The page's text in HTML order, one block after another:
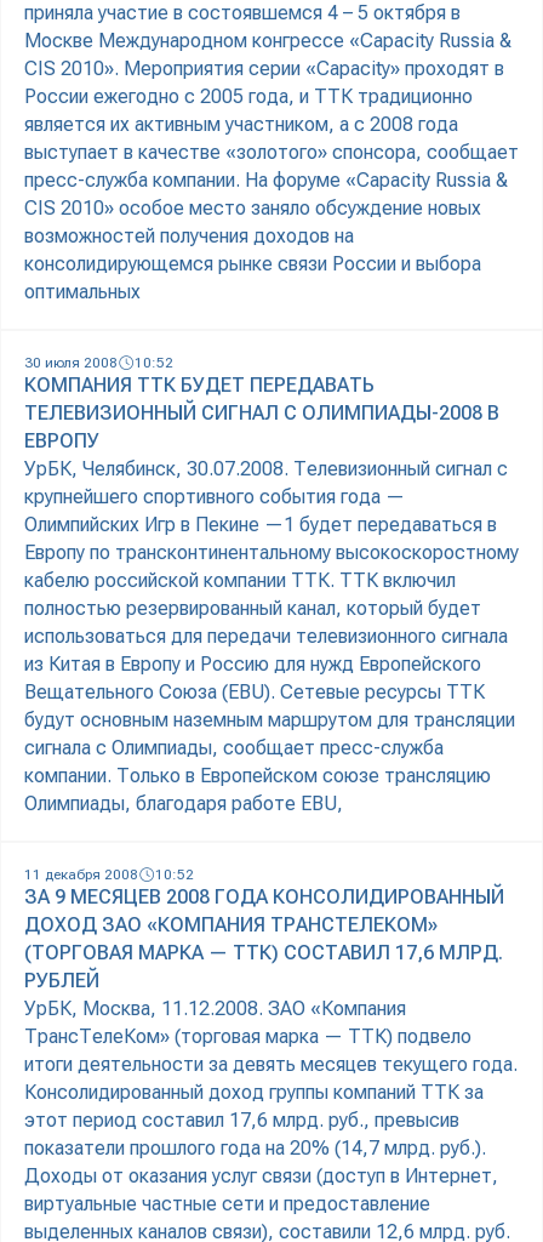
приняла участие в состоявшемся 4 – 5 октября в
Москве Международном конгрессе «Capacity Russia &
CIS 2010». Мероприятия серии «Capacity» проходят в
России ежегодно с 2005 года, и ТТК традиционно
является их активным участником, а с 2008 года
выступает в качестве «золотого» спонсора, сообщает
пресс-служба компании. На форуме «Capacity Russia &
CIS 2010» особое место заняло обсуждение новых
возможностей получения доходов на
консолидирующемся рынке связи России и выбора
оптимальных
30 июля 2008 10:52
КОМПАНИЯ ТТК БУДЕТ ПЕРЕДАВАТЬ
ТЕЛЕВИЗИОННЫЙ СИГНАЛ С ОЛИМПИАДЫ-2008 В
ЕВРОПУ
УрБК, Челябинск, 30.07.2008. Телевизионный сигнал с
крупнейшего спортивного события года —
Олимпийских Игр в Пекине —1 будет передаваться в
Европу по трансконтинентальному высокоскоростному
кабелю российской компании ТТК. ТТК включил
полностью резервированный канал, который будет
использоваться для передачи телевизионного сигнала
из Китая в Европу и Россию для нужд Европейского
Вещательного Союза (EBU). Сетевые ресурсы ТТК
будут основным наземным маршрутом для трансляции
сигнала с Олимпиады, сообщает пресс-служба
компании. Только в Европейском союзе трансляцию
Олимпиады, благодаря работе EBU,
11 декабря 2008 10:52
ЗА 9 МЕСЯЦЕВ 2008 ГОДА КОНСОЛИДИРОВАННЫЙ
ДОХОД ЗАО «КОМПАНИЯ ТРАНСТЕЛЕКОМ»
(ТОРГОВАЯ МАРКА — ТТК) СОСТАВИЛ 17,6 МЛРД.
РУБЛЕЙ
УрБК, Москва, 11.12.2008. ЗАО «Компания
ТрансТелеКом» (торговая марка — ТТК) подвело
итоги деятельности за девять месяцев текущего года.
Консолидированный доход группы компаний ТТК за
этот период составил 17,6 млрд. руб., превысив
показатели прошлого года на 20% (14,7 млрд. руб.).
Доходы от оказания услуг связи (доступ в Интернет,
виртуальные частные сети и предоставление
выделенных каналов связи), составили 12,6 млрд. руб.